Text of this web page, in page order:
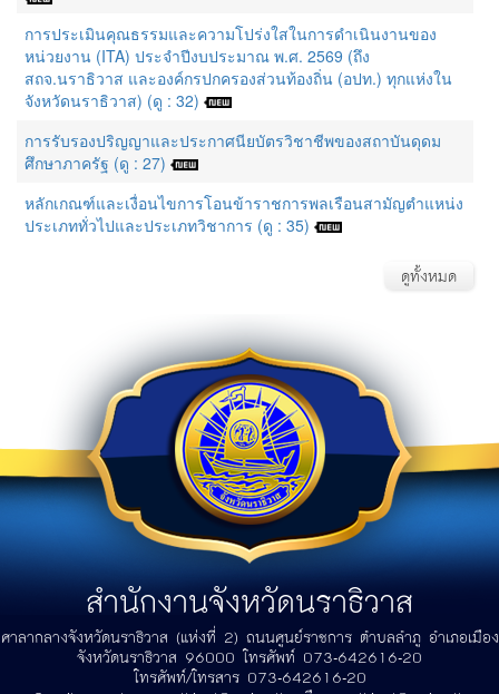
การประเมินคุณธรรมและความโปร่งใสในการดำเนินงานของ
หน่วยงาน (ITA) ประจำปีงบประมาณ พ.ศ. 2569 (ถึง
สถจ.นราธิวาส และองค์กรปกครองส่วนท้องถิ่น (อปท.) ทุกแห่งใน
จังหวัดนราธิวาส) (ดู : 32)
การรับรองปริญญาและประกาศนียบัตรวิชาชีพของสถาบันดุดม
ศึกษาภาครัฐ (ดู : 27)
หลักเกณฑ์และเงื่อนไขการโอนข้าราชการพลเรือนสามัญตำแหน่ง
ประเภททั่วไปและประเภทวิชาการ (ดู : 35)
ดูทั้งหมด
สำนักงานจังหวัดนราธิวาส
ศาลากลางจังหวัดนราธิวาส (แห่งที่ 2) ถนนศูนย์ราชการ ตำบลลำภู อำเภอเมือง
จังหวัดนราธิวาส 96000 โทรศัพท์ 073-642616-20
โทรศัพท์/โทรสาร 073-642616-20